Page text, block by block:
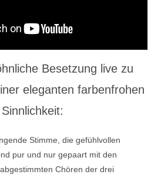
Besetzung live zu
eleganten farbenfrohen
Stimme, die gefühlvollen
pur und nur gepaart mit den
Chören der drei